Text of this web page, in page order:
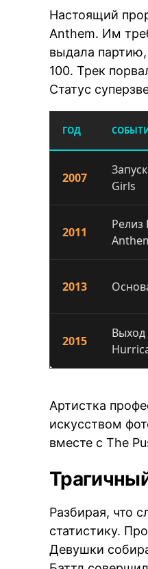
Настоящий
Anthem. Им
выдала
100. Трек
Статус
ГОД
2007
Girls
2011
Релиз
2013
2015
Выход
Артистка
искусством
вместе с The
Разбирая, что
статистику.
Девушки